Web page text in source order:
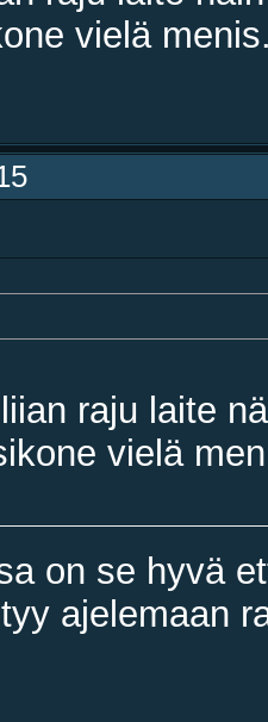
vielä
raju laite
vielä
on se hyvä
ajelemaan